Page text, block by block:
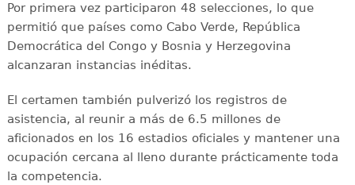
Por primera vez participaron 48 selecciones, lo que
permitió que países como Cabo Verde, República
Democrática del Congo y Bosnia y Herzegovina
alcanzaran instancias inéditas.
El certamen también pulverizó los registros de
asistencia, al reunir a más de 6.5 millones de
aficionados en los 16 estadios oficiales y mantener una
ocupación cercana al lleno durante prácticamente toda
la competencia.